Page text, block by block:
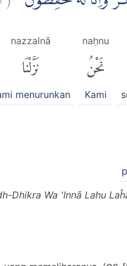
naḥnu
نَحْنُ
Kami
nazzalnā
نَزَّلْنَا
menurunkan
Dhikra Wa 'Innā Lahu